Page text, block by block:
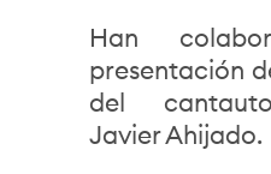
Han
presentación
del
Javier Ahijado.